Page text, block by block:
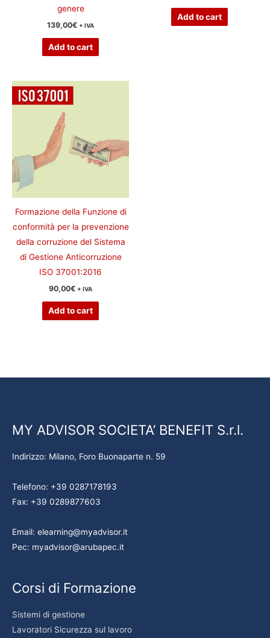
genere
139,00€ + IVA
Add to cart
Add to cart
Formazione della Funzione di
conformità per la prevenzione
della corruzione del Sistema
di Gestione Anticorruzione
ISO 37001:2016
90,00€ + IVA
Add to cart
MY ADVISOR SOCIETA’ BENEFIT S.r.l.
Indirizzo: Milano, Foro Buonaparte n. 59
Telefono: +39 0287178193
Fax: +39 0289877603
Email: elearning@myadvisor.it
Pec: myadvisor@arubapec.it
Corsi di Formazione
Sistemi di gestione
Lavoratori Sicurezza sul lavoro